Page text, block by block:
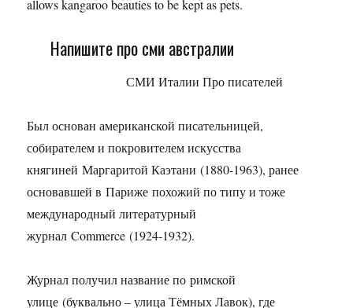
allows kangaroo beauties to be kept as pets.
Напишите про сми австралии
СМИ Италии Про писателей
Был основан американской писательницей,
собирателем и покровителем искусства
княгиней Маргаритой Каэтани (1880-1963), ранее
основавшей в Париже похожий по типу и тоже
международный литературный
журнал Commerce (1924-1932).
Журнал получил название по римской
улице (буквально – улица Тёмных Лавок), где